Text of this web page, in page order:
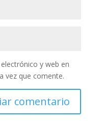
y web en
vez que comente.